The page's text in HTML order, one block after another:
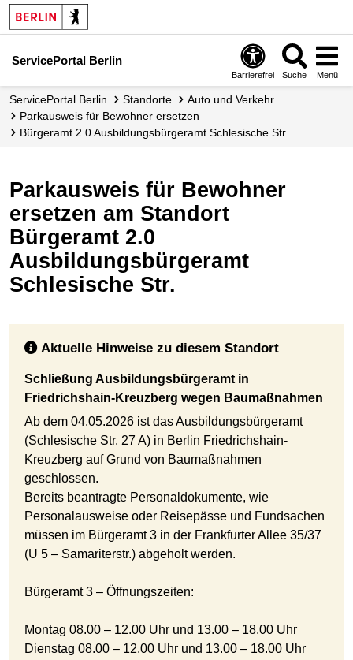
ServicePortal Berlin
Barrierefrei Suche Menü
ServicePortal Berlin Standorte
Auto und Verkehr
Parkausweis für Bewohner ersetzen
Bürgeramt 2.0 Ausbildungsbürgeramt Schlesische Str.
Parkausweis für Bewohner
ersetzen am Standort
Bürgeramt 2.0
Ausbildungsbürgeramt
Schlesische Str.
Aktuelle Hinweise zu diesem Standort
Schließung Ausbildungsbürgeramt in
Friedrichshain-Kreuzberg wegen Baumaßnahmen
Ab dem 04.05.2026 ist das Ausbildungsbürgeramt
(Schlesische Str. 27 A) in Berlin Friedrichshain-
Kreuzberg auf Grund von Baumaßnahmen
geschlossen.
Bereits beantragte Personaldokumente, wie
Personalausweise oder Reisepässe und Fundsachen
müssen im Bürgeramt 3 in der Frankfurter Allee 35/37
(U 5 – Samariterstr.) abgeholt werden.
Bürgeramt 3 – Öffnungszeiten:
Montag 08.00 – 12.00 Uhr und 13.00 – 18.00 Uhr
Dienstag 08.00 – 12.00 Uhr und 13.00 – 18.00 Uhr